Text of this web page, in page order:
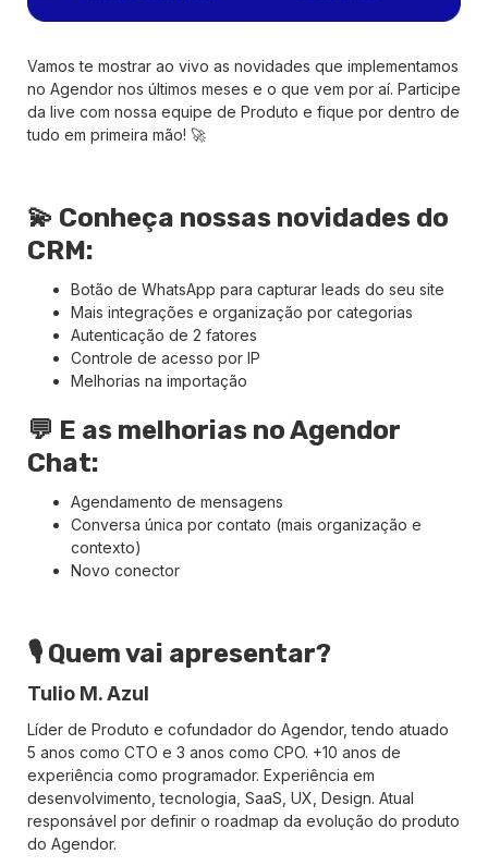
Vamos te mostrar ao vivo as novidades que implementamos
no Agendor nos últimos meses e o que vem por aí. Participe
da live com nossa equipe de Produto e fique por dentro de
tudo em primeira mão! 🚀
💫 Conheça nossas novidades do
CRM:
Botão de WhatsApp para capturar leads do seu site
Mais integrações e organização por categorias
Autenticação de 2 fatores
Controle de acesso por IP
Melhorias na importação
💬 E as melhorias no Agendor
Chat:
Agendamento de mensagens
Conversa única por contato (mais organização e
contexto)
Novo conector
🎙️ Quem vai apresentar?
Tulio M. Azul
Líder de Produto e cofundador do Agendor, tendo atuado
5 anos como CTO e 3 anos como CPO. +10 anos de
experiência como programador. Experiência em
desenvolvimento, tecnologia, SaaS, UX, Design. Atual
responsável por definir o roadmap da evolução do produto
do Agendor.